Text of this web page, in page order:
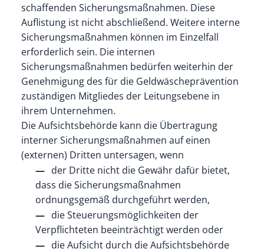
schaffenden Sicherungsmaßnahmen. Diese
Auflistung ist nicht abschließend. Weitere interne
Sicherungsmaßnahmen können im Einzelfall
erforderlich sein. Die internen
Sicherungsmaßnahmen bedürfen weiterhin der
Genehmigung des für die Geldwäscheprävention
zuständigen Mitgliedes der Leitungsebene in
ihrem Unternehmen.
Die Aufsichtsbehörde kann die Übertragung
interner Sicherungsmaßnahmen auf einen
(externen) Dritten untersagen, wenn
der Dritte nicht die Gewähr dafür bietet,
dass die Sicherungsmaßnahmen
ordnungsgemäß durchgeführt werden,
die Steuerungsmöglichkeiten der
Verpflichteten beeinträchtigt werden oder
die Aufsicht durch die Aufsichtsbehörde